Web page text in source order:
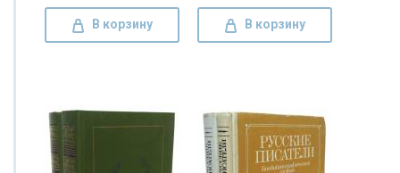
В корзину В корзину